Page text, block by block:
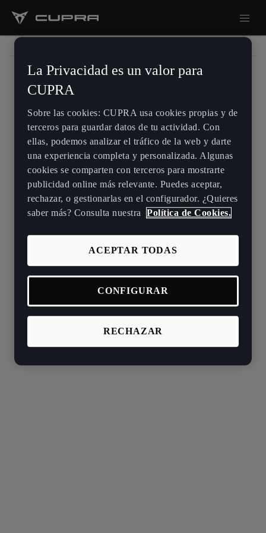
Sobre Nosotros
Contacto
Integridad y Compliance
Política de Privacidad
Política de Cookies
Nota Legal
SEAT CUPRA, S.A.U. 2026 ®
La Privacidad es un valor para
CUPRA
Sobre las cookies: CUPRA usa cookies propias y de
terceros para guardar datos de tu actividad. Con
ellas, podemos analizar el tráfico de la web y darte
una experiencia completa y personalizada. Algunas
cookies se comparten con terceros para mostrarte
publicidad online más relevante. Puedes aceptar,
rechazar, o gestionarlas en el configurador. ¿Quieres
saber más? Consulta nuestra Política de Cookies.
RECHAZAR
ACEPTAR TODAS
CONFIGURAR